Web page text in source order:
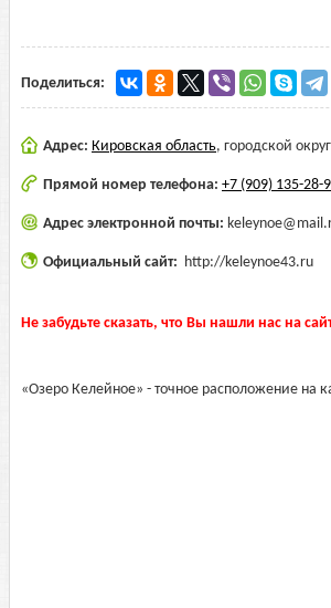
Поделиться:
Адрес: Кировская область, городской
Прямой номер телефона: +7 (909) 135-28-
Адрес электронной почты:
Официальный сайт: http://keleynoe43.ru
Не забудьте сказать, что Вы нашли нас на
«Озеро Келейное» - точное расположение на